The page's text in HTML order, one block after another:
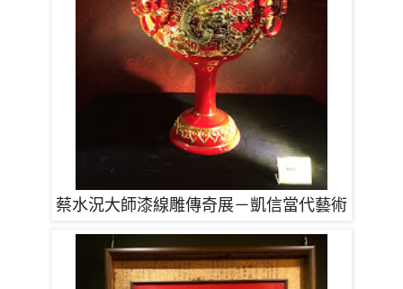
蔡水況大師漆線雕傳奇展－凱信當代藝術